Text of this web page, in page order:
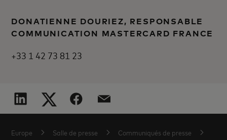
DONATIENNE DOURIEZ, RESPONSABLE
COMMUNICATION MASTERCARD FRANCE
+33 1 42 73 81 23
Europe Salle de presse
Communiqués de presse